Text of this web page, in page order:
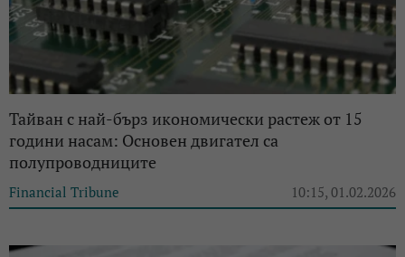
Тайван с най-бърз икономически растеж от 15
години насам: Основен двигател са
полупроводниците
Financial Tribune 10:15, 01.02.2026